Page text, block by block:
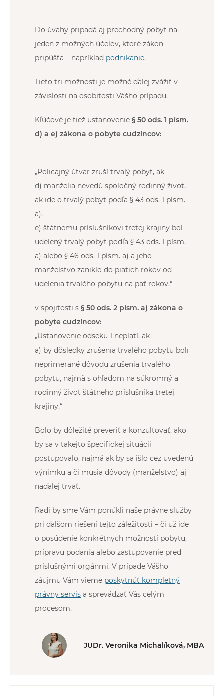
Do úvahy pripadá aj prechodný pobyt na
jeden z možných účelov, ktoré zákon
pripúšťa – napríklad podnikanie.
Tieto tri možnosti je možné ďalej zvážiť v
závislosti na osobitosti Vášho prípadu.
Kľúčové je tiež ustanovenie § 50 ods. 1 písm.
d) a e) zákona o pobyte cudzincov:
„Policajný útvar zruší trvalý pobyt, ak
d) manželia nevedú spoločný rodinný život,
ak ide o trvalý pobyt podľa § 43 ods. 1 písm.
a),
e) štátnemu príslušníkovi tretej krajiny bol
udelený trvalý pobyt podľa § 43 ods. 1 písm.
a) alebo § 46 ods. 1 písm. a) a jeho
manželstvo zaniklo do piatich rokov od
udelenia trvalého pobytu na päť rokov,“
v spojitosti s § 50 ods. 2 písm. a) zákona o
pobyte cudzincov:
„Ustanovenie odseku 1 neplatí, ak
a) by dôsledky zrušenia trvalého pobytu boli
neprimerané dôvodu zrušenia trvalého
pobytu, najmä s ohľadom na súkromný a
rodinný život štátneho príslušníka tretej
krajiny.“
Bolo by dôležité preveriť a konzultovať, ako
by sa v takejto špecifickej situácii
postupovalo, najmä ak by sa išlo cez uvedenú
výnimku a či musia dôvody (manželstvo) aj
naďalej trvať.
Radi by sme Vám ponúkli naše právne služby
pri ďalšom riešení tejto záležitosti – či už ide
o posúdenie konkrétnych možností pobytu,
prípravu podania alebo zastupovanie pred
príslušnými orgánmi. V prípade Vášho
záujmu Vám vieme poskytnúť kompletný
právny servis a sprevádzať Vás celým
procesom.
JUDr. Veronika Michalíková, MBA